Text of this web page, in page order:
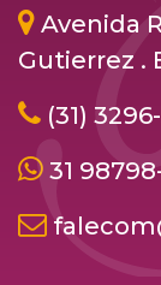
Avenida
Gutierrez .
(31)
31